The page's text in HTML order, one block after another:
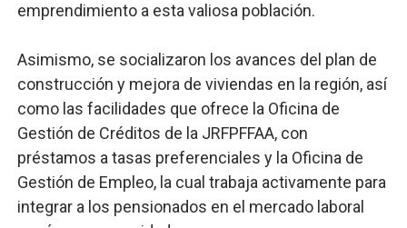
emprendimiento a esta valiosa población.
Asimismo, se socializaron los avances del plan de
construcción y mejora de viviendas en la región, así
como las facilidades que ofrece la Oficina de
Gestión de Créditos de la JRFPFFAA, con
préstamos a tasas preferenciales y la Oficina de
Gestión de Empleo, la cual trabaja activamente para
integrar a los pensionados en el mercado laboral